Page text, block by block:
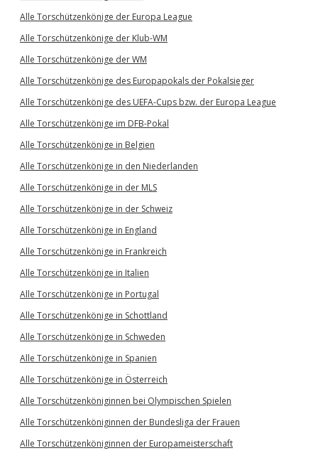
Alle Torschützenkönige der Europa League
Alle Torschützenkönige der Klub-WM
Alle Torschützenkönige der WM
Alle Torschützenkönige des Europapokals der Pokalsieger
Alle Torschützenkönige des UEFA-Cups bzw. der Europa League
Alle Torschützenkönige im DFB-Pokal
Alle Torschützenkönige in Belgien
Alle Torschützenkönige in den Niederlanden
Alle Torschützenkönige in der MLS
Alle Torschützenkönige in der Schweiz
Alle Torschützenkönige in England
Alle Torschützenkönige in Frankreich
Alle Torschützenkönige in Italien
Alle Torschützenkönige in Portugal
Alle Torschützenkönige in Schottland
Alle Torschützenkönige in Schweden
Alle Torschützenkönige in Spanien
Alle Torschützenkönige in Österreich
Alle Torschützenköniginnen bei Olympischen Spielen
Alle Torschützenköniginnen der Bundesliga der Frauen
Alle Torschützenköniginnen der Europameisterschaft